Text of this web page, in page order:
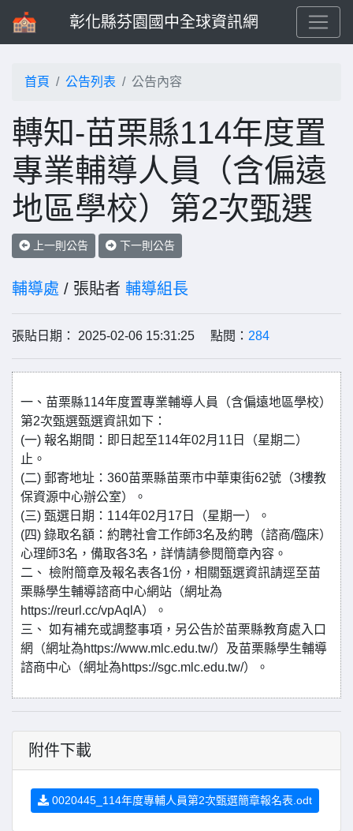
彰化縣芬園國中全球資訊網
首頁 公告列表 公告內容
轉知-苗栗縣114年度置
專業輔導人員（含偏遠
地區學校）第2次甄選
上一則公告 下一則公告
輔導處 / 張貼者 輔導組長
張貼日期： 2025-02-06 15:31:25 點閱： 284
一、苗栗縣114年度置專業輔導人員（含偏遠地區學校）
第2次甄選甄選資訊如下：
(一) 報名期間：即日起至114年02月11日（星期二）
止。
(二) 郵寄地址：360苗栗縣苗栗市中華東街62號（3樓教
保資源中心辦公室）。
(三) 甄選日期：114年02月17日（星期一）。
(四) 錄取名額：約聘社會工作師3名及約聘（諮商/臨床）
心理師3名，備取各3名，詳情請參閱簡章內容。
二、 檢附簡章及報名表各1份，相關甄選資訊請逕至苗
栗縣學生輔導諮商中心網站（網址為
https://reurl.cc/vpAqlA）。
三、 如有補充或調整事項，另公告於苗栗縣教育處入口
網（網址為https://www.mlc.edu.tw/）及苗栗縣學生輔導
諮商中心（網址為https://sgc.mlc.edu.tw/）。
附件下載
0020445_114年度專輔人員第2次甄選簡章報名表.odt